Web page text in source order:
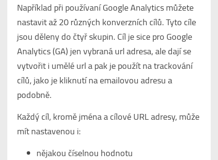
Například při používaní Google Analytics můžete
nastavit až 20 různých konverzních cílů. Tyto cíle
jsou děleny do čtyř skupin. Cíl je sice pro Google
Analytics (GA) jen vybraná url adresa, ale dají se
vytvořit i umělé url a pak je použít na trackování
cílů, jako je kliknutí na emailovou adresu a
podobně.
Každý cíl, kromě jména a cílové URL adresy, může
mít nastavenou i:
nějakou číselnou hodnotu